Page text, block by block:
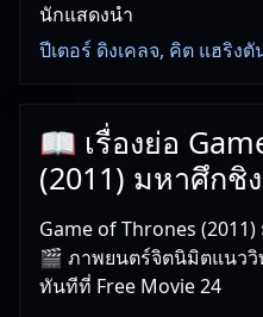
นักแสดงนำ
ปีเตอร์ ดิงเคลจ, คิต แฮริง
📖 เรื่องย่อ
(2011) มหาศึกชิ
Game of Thrones
🎬 ภาพยนตร์จิตนิมิตแนววิ
ทันทีที่ Free Movie 24